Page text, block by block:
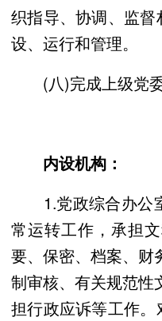
织指导、协调、监
设、运行和管理。
(八)完成上级党委
内设机构：
1.党政综合办公
常运转工作，承担
要、保密、档案、财
制审核、有关规范性
担行政应诉等工作